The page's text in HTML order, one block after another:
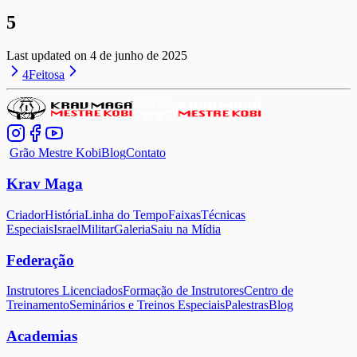
5
Last updated on 4 de junho de 2025
4Feitosa
Grão Mestre KobiBlogContato
Krav Maga
CriadorHistóriaLinha do TempoFaixasTécnicas
EspeciaisIsraelMilitarGaleriaSaiu na Mídia
Federação
Instrutores LicenciadosFormação de InstrutoresCentro de
TreinamentoSeminários e Treinos EspeciaisPalestrasBlog
Academias